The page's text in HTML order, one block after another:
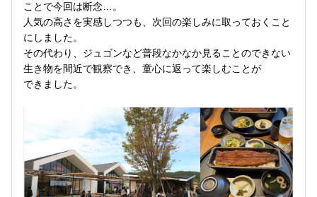
ことで今回は断念…。
人気の高さを実感しつつも、次回の楽しみに取っておくこと
にしました。
その代わり、ジュゴンなど普段なかなか見ることのできない
生き物を間近で観察でき、童心に返って楽しむことが
できました。